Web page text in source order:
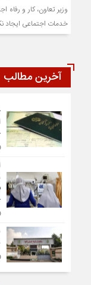
وزیر تعاون، کار و
خدمات اجتماعی ایجاد
آخرین مطالب